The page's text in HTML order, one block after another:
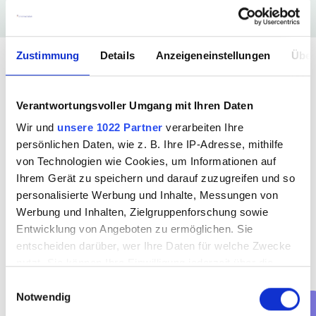
Zustimmung Details Anzeigeneinstellungen
Verantwortungsvoller Umgang mit Ihren Daten
Wir und unsere 1022 Partner verarbeiten Ihre
persönlichen Daten, wie z. B. Ihre IP-Adresse, mithilfe
von Technologien wie Cookies, um Informationen auf
Ihrem Gerät zu speichern und darauf zuzugreifen und so
personalisierte Werbung und Inhalte, Messungen von
Werbung und Inhalten, Zielgruppenforschung sowie
Entwicklung von Angeboten zu ermöglichen. Sie
entscheiden darüber, wer Ihre Daten für welche Zwecke
Trigger Symbol ändern oder widerrufen
Notwendig
Buche jetzt deinen Termin mit
Welche Art von Termin möchtest
Vorstellungsgespräch (online)
Vorstellungsgespräch (persönlich)